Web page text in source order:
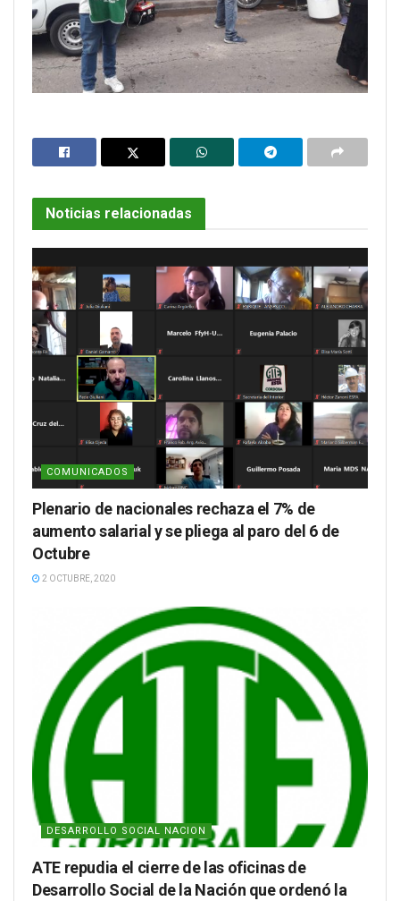
Noticias relacionadas
COMUNICADOS
Plenario de nacionales rechaza el 7% de
aumento salarial y se pliega al paro del 6 de
Octubre
2 OCTUBRE, 2020
DESARROLLO SOCIAL NACION
ATE repudia el cierre de las oficinas de
Desarrollo Social de la Nación que ordenó la